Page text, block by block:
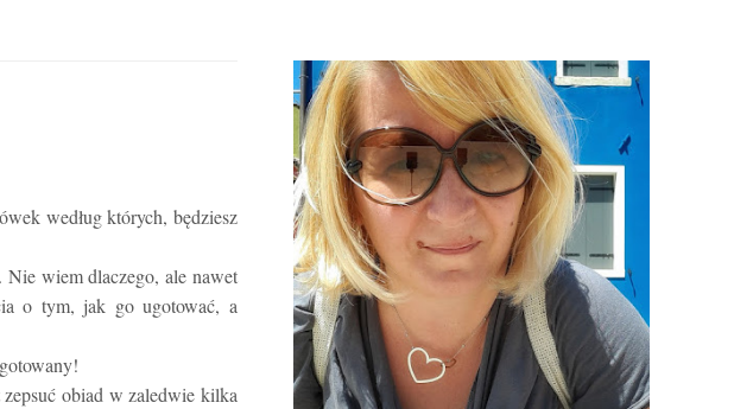
według których, będziesz
Nie wiem dlaczego, ale nawet
o tym, jak go ugotować, a
obiad w zaledwie kilka